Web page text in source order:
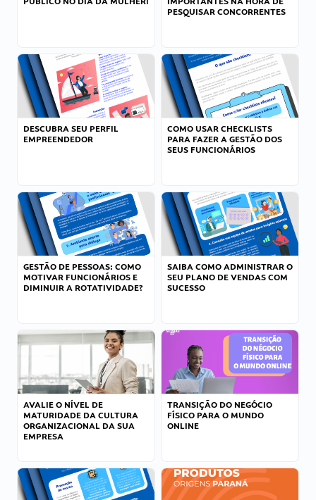
PESQUISAR CONCORRENTES
DESCUBRA SEU PERFIL
EMPREENDEDOR
COMO USAR CHECKLISTS
PARA FAZER A GESTÃO DOS
SEUS FUNCIONÁRIOS
GESTÃO DE PESSOAS: COMO
MOTIVAR FUNCIONÁRIOS E
DIMINUIR A ROTATIVIDADE?
SAIBA COMO ADMINISTRAR O
SEU PLANO DE VENDAS COM
SUCESSO
AVALIE O NÍVEL DE
MATURIDADE DA CULTURA
ORGANIZACIONAL DA SUA
EMPRESA
TRANSIÇÃO DO NEGÓCIO
FÍSICO PARA O MUNDO
ONLINE